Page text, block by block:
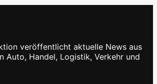
veröffentlicht aktuelle News aus
Auto, Handel, Logistik, Verkehr und